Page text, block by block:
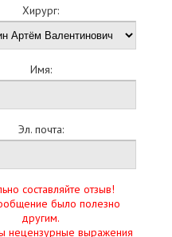
Хирург:
Имя:
Эл. почта:
составляйте отзыв!
было полезно
другим.
нецензурные выражения